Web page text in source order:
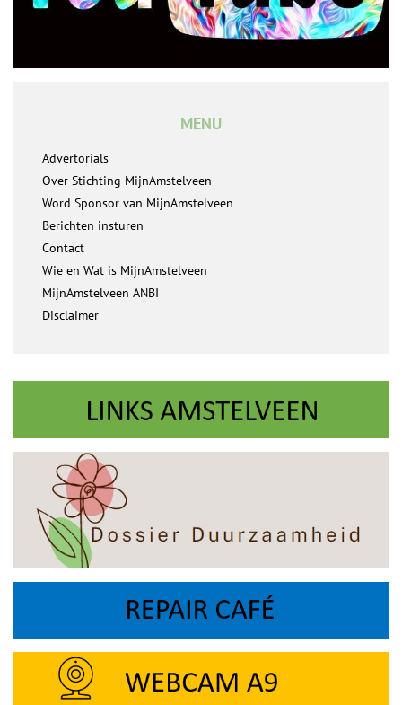
MENU
Advertorials
Over Stichting MijnAmstelveen
Word Sponsor van MijnAmstelveen
Berichten insturen
Contact
Wie en Wat is MijnAmstelveen
MijnAmstelveen ANBI
Disclaimer